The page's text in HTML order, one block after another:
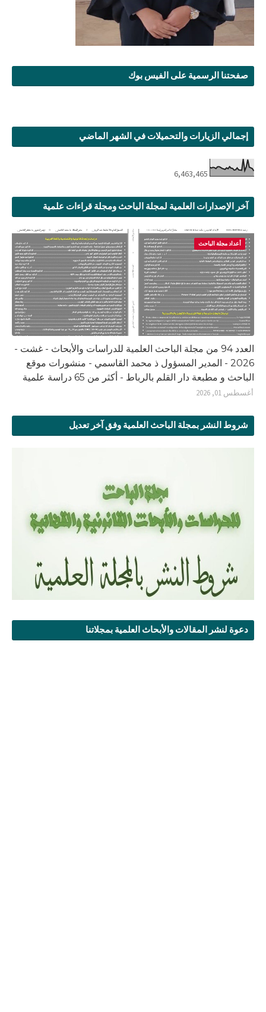
صفحتنا الرسمية على الفيس بوك
إجمالي الزيارات والتحميلات في الشهر الماضي
6,463,465
آخر الإصدارات العلمية لمجلة الباحث ومجلة قراءات علمية
أعداد مجلة الباحث
العدد 94 من مجلة الباحث العلمية للدراسات والأبحاث - غشت -
2026 - المدير المسؤول ذ محمد القاسمي - منشورات موقع
الباحث و مطبعة دار القلم بالرباط - أكثر من 65 دراسة علمية
أغسطس 01, 2026
شروط النشر بمجلة الباحث العلمية وفق آخر تعديل
دعوة لنشر المقالات والأبحاث العلمية بمجلاتنا